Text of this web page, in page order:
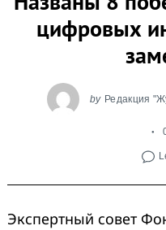
цифровых
by Редакция
Экспертный совет